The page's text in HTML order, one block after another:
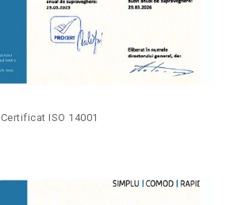
Certificat ISO 14001